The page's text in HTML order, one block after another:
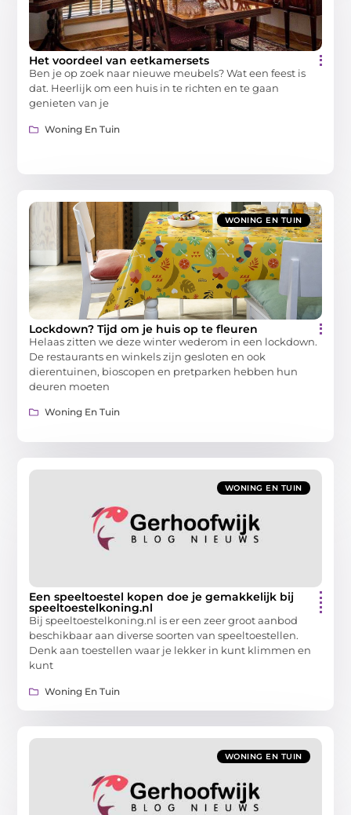
Het voordeel van eetkamersets
Ben je op zoek naar nieuwe meubels? Wat een feest is
dat. Heerlijk om een huis in te richten en te gaan
genieten van je
Woning En Tuin
WONING EN TUIN
Lockdown? Tijd om je huis op te fleuren
Helaas zitten we deze winter wederom in een lockdown.
De restaurants en winkels zijn gesloten en ook
dierentuinen, bioscopen en pretparken hebben hun
deuren moeten
Woning En Tuin
WONING EN TUIN
Een speeltoestel kopen doe je gemakkelijk bij
speeltoestelkoning.nl
Bij speeltoestelkoning.nl is er een zeer groot aanbod
beschikbaar aan diverse soorten van speeltoestellen.
Denk aan toestellen waar je lekker in kunt klimmen en
kunt
Woning En Tuin
WONING EN TUIN